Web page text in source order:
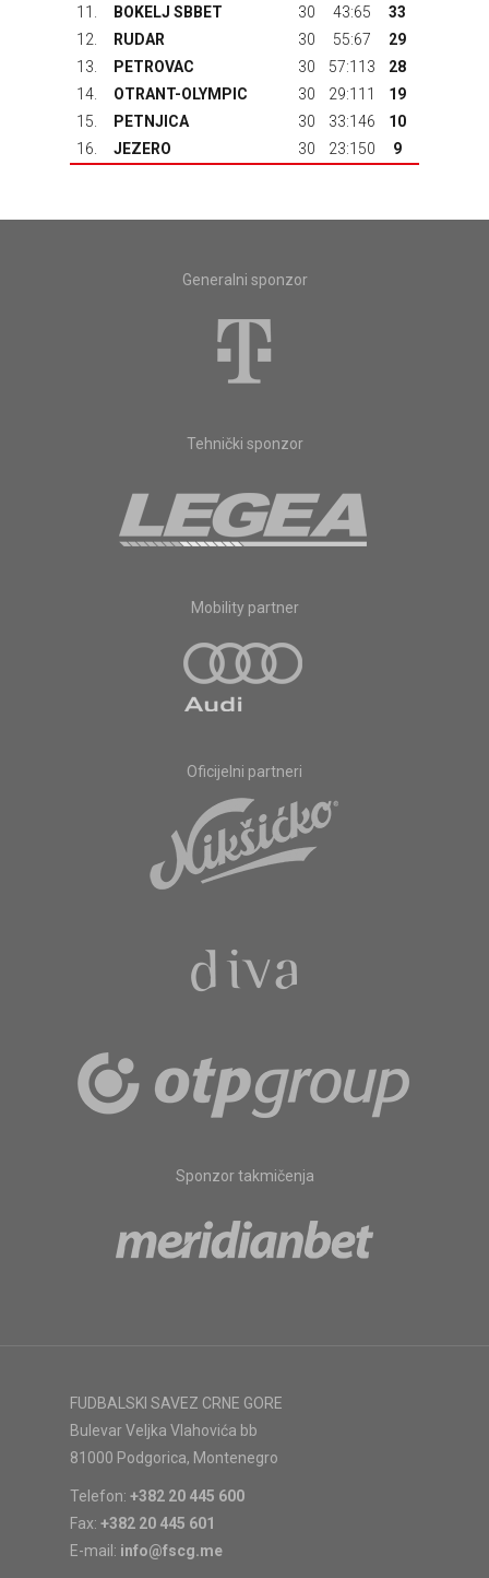
11.
BOKELJ SBBET 30 43:65
33
12.
RUDAR 30 55:67
29
13.
PETROVAC 30 57:113
28
14.
OTRANT-OLYMPIC 30 29:111
19
15.
PETNJICA 30 33:146
10
16.
JEZERO 30 23:150 9
Generalni sponzor
Tehnički sponzor
Mobility partner
Oficijelni partneri
Sponzor takmičenja
FUDBALSKI SAVEZ CRNE GORE
Bulevar Veljka Vlahovića bb
81000 Podgorica, Montenegro
Telefon: +382 20 445 600
Fax: +382 20 445 601
E-mail: info@fscg.me